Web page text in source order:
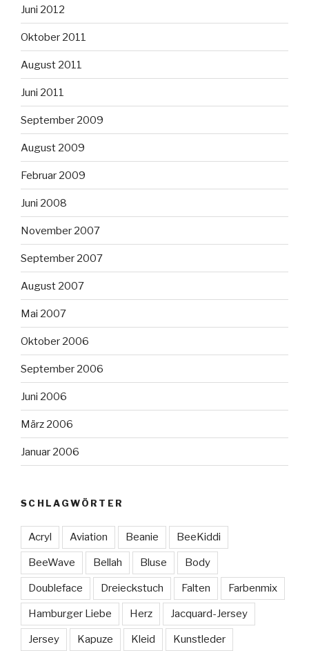
Juni 2012
Oktober 2011
August 2011
Juni 2011
September 2009
August 2009
Februar 2009
Juni 2008
November 2007
September 2007
August 2007
Mai 2007
Oktober 2006
September 2006
Juni 2006
März 2006
Januar 2006
SCHLAGWÖRTER
Acryl Aviation Beanie BeeKiddi
BeeWave Bellah Bluse Body
Doubleface Dreieckstuch Falten Farbenmix
Hamburger Liebe Herz Jacquard-Jersey
Jersey Kapuze Kleid Kunstleder